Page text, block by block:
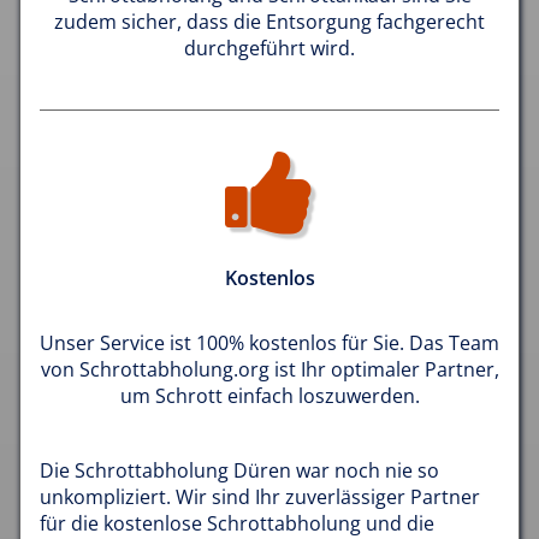
zudem sicher, dass die Entsorgung fachgerecht
durchgeführt wird.
Kostenlos
Unser Service ist 100% kostenlos für Sie. Das Team
von Schrottabholung.org ist Ihr optimaler Partner,
um Schrott einfach loszuwerden.
Die Schrottabholung Düren war noch nie so
unkompliziert. Wir sind Ihr zuverlässiger Partner
für die kostenlose Schrottabholung und die